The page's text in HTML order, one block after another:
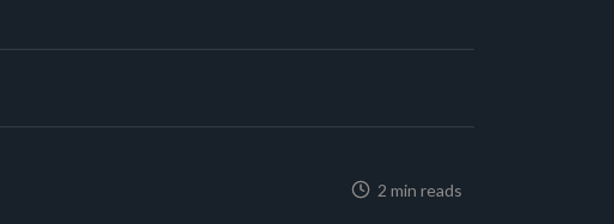
2 min reads